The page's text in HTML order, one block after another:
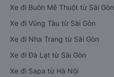
Xe đi Buôn Mê Thuột từ Sài Gòn
Xe đi Vũng Tàu từ Sài Gòn
Xe đi Nha Trang từ Sài Gòn
Xe đi Đà Lạt từ Sài Gòn
Xe đi Sapa từ Hà Nội